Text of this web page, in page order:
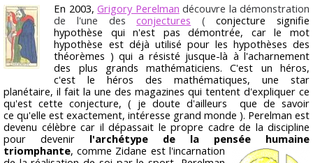
En 2003, Grigory Perelman découvre la démonstration
de l'une desconjectures (conjecture signifie
hypothèse qui n'est pas démontrée, car le mot
hypothèse est déjà utilisé pour les hypothèses des
théorèmes ) qui a résisté jusque-là à l'acharnement
des plus grands mathématiciens. C'est un héros,
c'est le héros des mathématiques, une star
planétaire, il fait la une des magazines qui tentent d'expliquer ce
qu'est cette conjecture, ( je doute d'ailleurs que de savoir
ce qu'elle est exactement, intéresse grand monde ). Perelman est
devenu célèbre car il dépassait le propre cadre de la discipline
pour devenir l'archétype de la pensée humaine
triomphante, comme Zidane est l'incarnation